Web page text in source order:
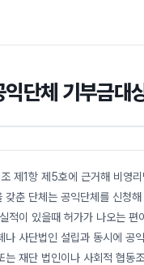
단체 기부금대
제1항 제5호에 근거해 비영
갖춘 단체는 공익단체를 신청
적이 있을때 허가가 나오는
나 사단법인 설립과 동시에 공
는 재단 법인이나 사회적 협